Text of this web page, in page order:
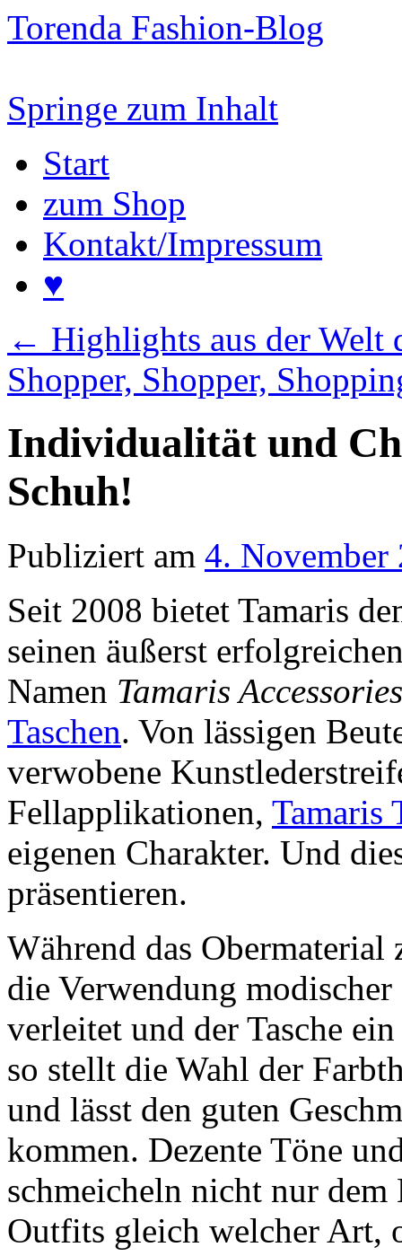
Torenda Fashion-Blog
Springe zum Inhalt
Start
zum Shop
Kontakt/Impressum
♥
← Highlights aus der Welt
Shopper, Shopper,
Individualität und
Schuh!
Publiziert am 4. November
Seit 2008 bietet Tamaris
seinen äußerst
Namen Tamaris
Taschen. Von lässigen
verwobene
Fellapplikationen, Tamaris
eigenen Charakter. Und
präsentieren.
Während das
die Verwendung
verleitet und der Tasche
so stellt die Wahl der
und lässt den guten
kommen. Dezente Töne
schmeicheln nicht nur dem
Outfits gleich welcher Art,